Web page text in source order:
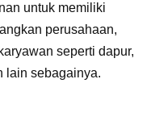
untuk memiliki
perusahaan,
seperti dapur,
lain sebagainya.